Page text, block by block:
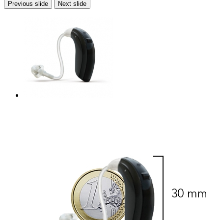
Previous slide Next slide